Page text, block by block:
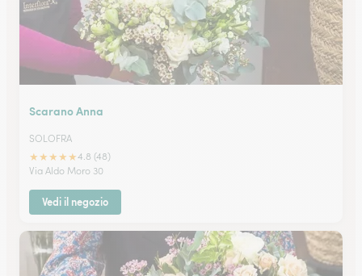
Scarano Anna
SOLOFRA
★★★★★4.8 (48)
Via Aldo Moro 30
Vedi il negozio